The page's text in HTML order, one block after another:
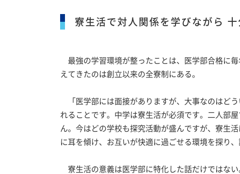
寮生活で対人関係を学びながら
最強の学習環境が整ったことは、医学部合格に
えてきたのは創立以来の全寮制にある。
「医学部には面接がありますが、大事なのはど
れることです。中学は寮生活が必須です。二人部
ん。今はどの学校も探究活動が盛んですが、寮生
に耳を傾け、お互いが快適に過ごせる環境を探り
寮生活の意義は医学部に特化した話だけではない